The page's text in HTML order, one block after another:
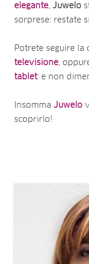
elegante, Juwelo
sorprese: restate
Potrete seguire la
televisione,
tablet: e non
Insomma Juwelo
scoprirlo!